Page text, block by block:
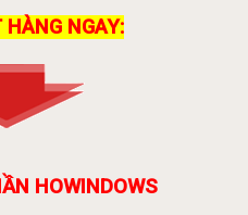
NGAY:
HOWINDOWS